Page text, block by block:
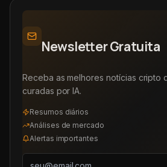
Newsletter Gratuita
Receba as melhores notícias cripto
curadas por IA.
Resumos diários
Análises de mercado
Alertas importantes